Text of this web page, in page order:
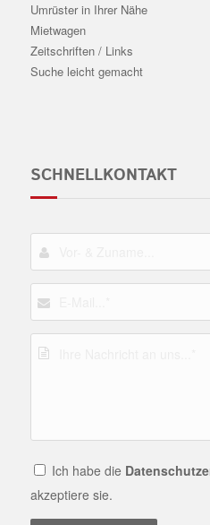
Umrüster in Ihrer Nähe
Mietwagen
Zeitschriften / Links
Suche leicht gemacht
SCHNELLKONTAKT
Ich habe die
akzeptiere sie.